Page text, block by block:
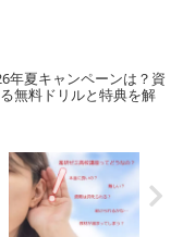
年夏キャンペーンは？資
無料ドリルと特典を解